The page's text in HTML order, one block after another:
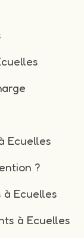
Ecuelles
?
Ecuelles
à Ecuelles